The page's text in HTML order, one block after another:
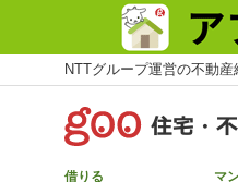
NTTグループ運営の不動
借りる マ